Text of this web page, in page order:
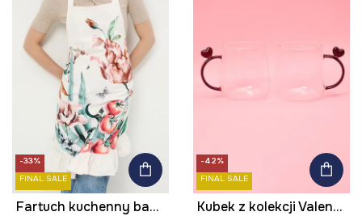
-33%
FINAL SALE
Fartuch kuchenny bawełniany wzorzysty
-42%
FINAL SALE
Kubek z kolekcji Valentine’s Day (2-pack)